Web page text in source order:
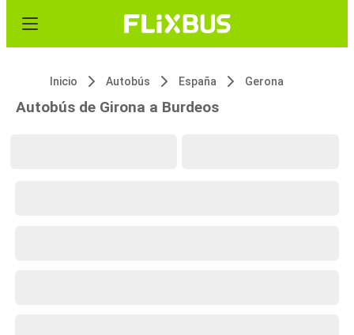
Inicio Autobús España Gerona
Autobús de Girona a Burdeos